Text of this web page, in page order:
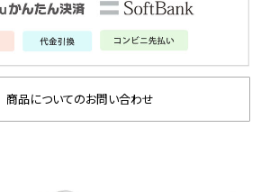
商品についてのお問い合わせ